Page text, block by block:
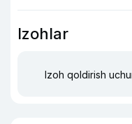
Izohlar
Izoh qoldirish